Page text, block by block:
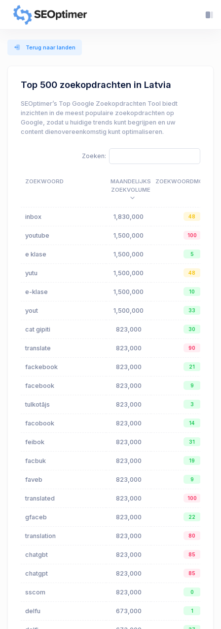
Terug naar landen
Top 500 zoekopdrachten in Latvia
SEOptimer’s Top Google Zoekopdrachten Tool biedt
inzichten in de meest populaire zoekopdrachten op
Google, zodat u huidige trends kunt begrijpen en uw
content dienovereenkomstig kunt optimaliseren.
Zoeken:
ZOEKWOORD
MAANDELIJKS
ZOEKVOLUME
inbox 1,830,000 48
youtube 1,500,000 100
e klase 1,500,000 5
yutu 1,500,000 48
e-klase 1,500,000 10
yout 1,500,000 33
cat gipiti 823,000 30
translate 823,000 90
fackebook 823,000 21
facebook 823,000 9
tulkotājs 823,000 3
facobook 823,000 14
feibok 823,000 31
facbuk 823,000 19
faveb 823,000 9
translated 823,000 100
gfaceb 823,000 22
translation 823,000 80
chatgbt 823,000 85
chatgpt 823,000 85
sscom 823,000 0
delfu 673,000 1